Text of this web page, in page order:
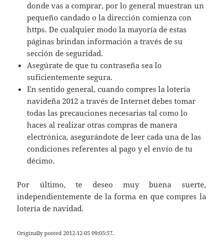
donde vas a comprar, por lo general muestran un
pequeño candado o la dirección comienza con
https. De cualquier modo la mayoría de estas
páginas brindan información a través de su
sección de seguridad.
Asegúrate de que tu contraseña sea lo
suficientemente segura.
En sentido general, cuando compres la lotería
navideña 2012 a través de Internet debes tomar
todas las precauciones necesarias tal como lo
haces al realizar otras compras de manera
electrónica, asegurándote de leer cada una de las
condiciones referentes al pago y el envío de tu
décimo.
Por último, te deseo muy buena suerte,
independientemente de la forma en que compres la
lotería de navidad.
Originally posted 2012-12-05 09:05:57.